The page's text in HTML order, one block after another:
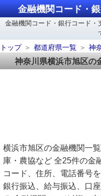
金融機関コード・
金融機関コード・銀行コード
トップ
都道府県一覧 神
神奈川県横浜市旭区の
横浜市旭区の金融機関一
庫・農協など 全25件の金
コード、住所、電話番号
銀行振込、給与振込、口